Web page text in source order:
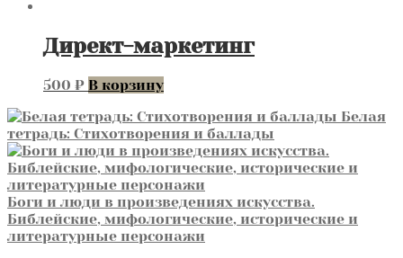
Директ-маркетинг
500 ₽ В корзину
Белая
тетрадь: Стихотворения и баллады
Боги и люди в произведениях искусства.
Библейские, мифологические, исторические и
литературные персонажи